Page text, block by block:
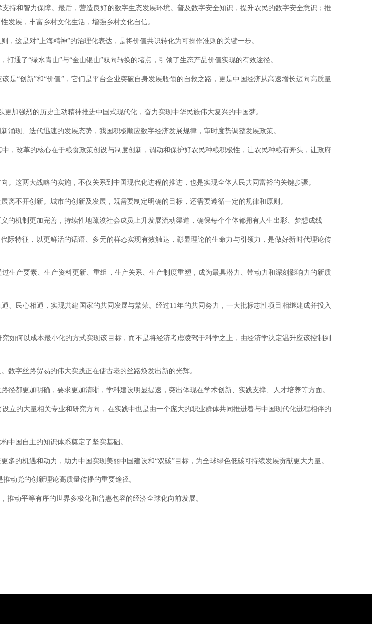
持和智力保障。最后，营造良好的数字生态发展环境。普及数字安全知识，提升农民的数字安全意识；推
发展，丰富乡村文化生活，增强乡村文化自信。
这是对“上海精神”的治理化表达，是将价值共识转化为可操作准则的关键一步。
了“绿水青山”与“金山银山”双向转换的堵点，引领了生态产品价值实现的有效途径。
“创新”和“价值”，它们是平台企业突破自身发展瓶颈的自救之路，更是中国经济从高速增长迈向高质量
强烈的历史主动精神推进中国式现代化，奋力实现中华民族伟大复兴的中国梦。
现、迭代迅速的发展态势，我国积极顺应数字经济发展规律，审时度势调整发展政策。
改革的核心在于粮食政策创设与制度创新，调动和保护好农民种粮积极性，让农民种粮有奔头，让政府
这两大战略的实施，不仅关系到中国现代化进程的推进，也是实现全体人民共同富裕的关键步骤。
不开创新。城市的创新及发展，既需要制定明确的目标，还需要遵循一定的规律和原则。
机制更加完善，持续性地疏浚社会成员上升发展流动渠道，确保每个个体都拥有人生出彩、梦想成线
特征，以更鲜活的话语、多元的样态实现有效触达，彰显理论的生命力与引领力，是做好新时代理论传
产要素、生产资料更新、重组，生产关系、生产制度重塑，成为最具潜力、带动力和深刻影响力的新质
民心相通，实现共建国家的共同发展与繁荣。经过11年的共同努力，一大批标志性项目相继建成并投入
何以成本最小化的方式实现该目标，而不是将经济考虑凌驾于科学之上，由经济学决定温升应该控制到
字丝路贸易的伟大实践正在使古老的丝路焕发出新的光辉。
都更加明确，要求更加清晰，学科建设明显提速，突出体现在学术创新、实践支撑、人才培养等方面。
的大量相关专业和研究方向，在实践中也是由一个庞大的职业群体共同推进着与中国现代化进程相伴的
国自主的知识体系奠定了坚实基础。
机遇和动力，助力中国实现美丽中国建设和“双碳”目标，为全球绿色低碳可持续发展贡献更大力量。
动党的创新理论高质量传播的重要途径。
动平等有序的世界多极化和普惠包容的经济全球化向前发展。